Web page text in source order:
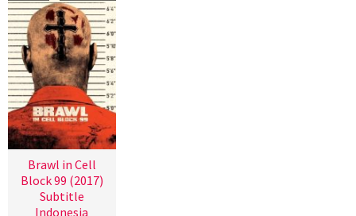
Brawl in Cell
Block 99 (2017)
Subtitle
Indonesia